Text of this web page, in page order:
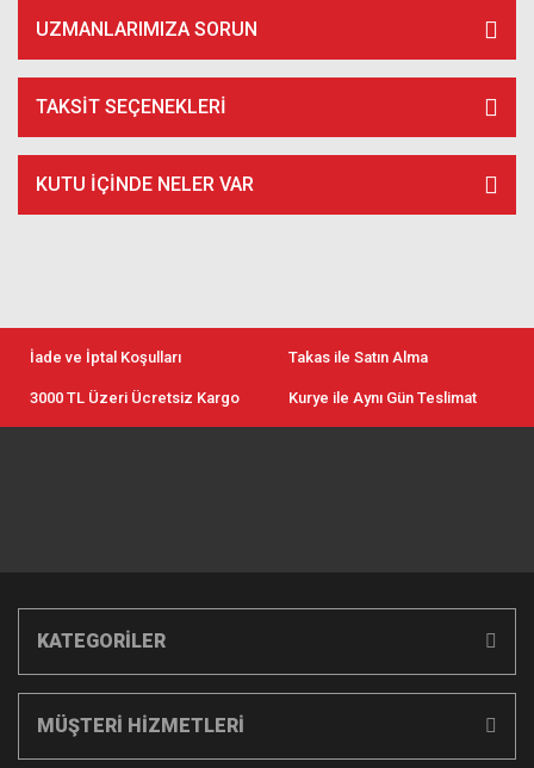
UZMANLARIMIZA SORUN
TAKSIT SEÇENEKLERI
KUTU İÇİNDE NELER VAR
İade ve İptal Koşulları Takas ile Satın Alma
3000 TL Üzeri Ücretsiz Kargo Kurye ile Aynı Gün Teslimat
KATEGORİLER
MÜŞTERİ HİZMETLERİ